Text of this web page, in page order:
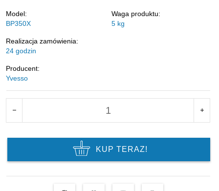
Model:
BP350X
Waga produktu:
5 kg
Realizacja zamówienia:
24 godzin
Producent:
Yvesso
KUP TERAZ!